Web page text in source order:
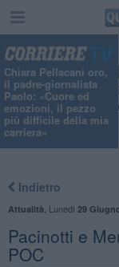
Chiara Pellacani oro,
il padre-giornalista
Paolo: «Cuore ed
emozioni, il pezzo
più difficile della mia
carriera»
Indietro
Attualità Lunedì 29
Pacinotti e
POC